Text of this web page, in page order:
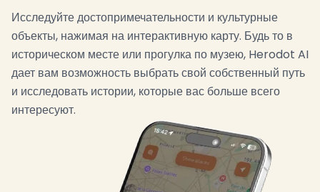
Исследуйте достопримечательности и культурные
объекты, нажимая на интерактивную карту. Будь то в
историческом месте или прогулка по музею, Herodot AI
дает вам возможность выбрать свой собственный путь
и исследовать истории, которые вас больше всего
интересуют.